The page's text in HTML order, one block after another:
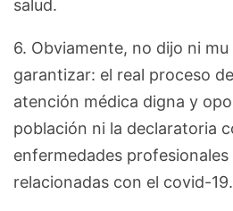
salud.
6. Obviamente, no dijo ni
garantizar: el real proceso
atención médica digna y
población ni la declaratoria
enfermedades profesionales
relacionadas con el covid-19.